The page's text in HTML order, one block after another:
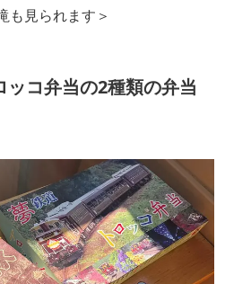
も見られます＞
コ弁当の2種類の弁当